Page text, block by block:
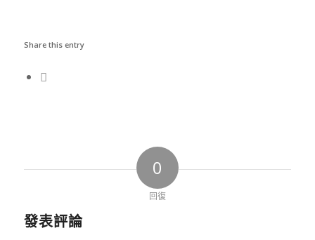
Share this entry
0
回復
發表評論